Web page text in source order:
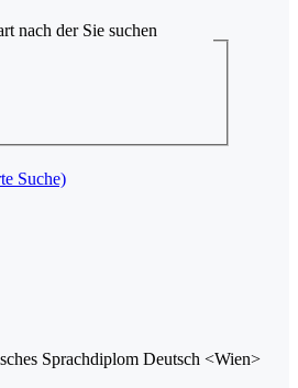
nach der Sie suchen
Suche)
Sprachdiplom Deutsch <Wien>